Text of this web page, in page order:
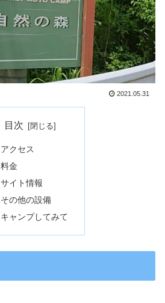
2021.05.31
目次
アクセス
料金
サイト情報
その他の設備
キャンプしてみて